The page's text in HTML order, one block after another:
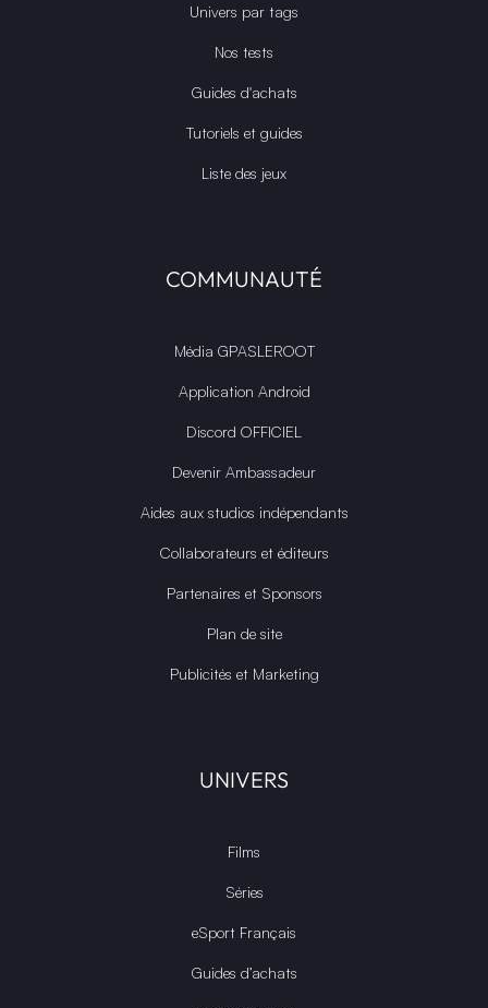
Univers par tags
Nos tests
Guides d'achats
Tutoriels et guides
Liste des jeux
COMMUNAUTÉ
Média GPASLEROOT
Application Android
Discord OFFICIEL
Devenir Ambassadeur
Aides aux studios indépendants
Collaborateurs et éditeurs
Partenaires et Sponsors
Plan de site
Publicités et Marketing
UNIVERS
Films
Séries
eSport Français
Guides d’achats